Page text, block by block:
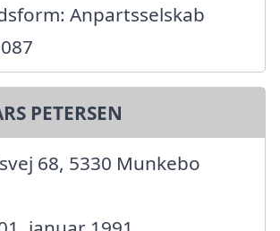
Anpartsselskab
PETERSEN
68, 5330 Munkebo